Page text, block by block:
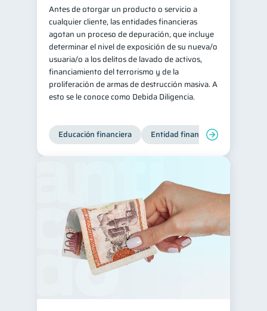
Antes de otorgar un producto o servicio a
cualquier cliente, las entidades financieras
agotan un proceso de depuración, que incluye
determinar el nivel de exposición de su nueva/o
usuaria/o a los delitos de lavado de activos,
financiamiento del terrorismo y de la
proliferación de armas de destrucción masiva. A
esto se le conoce como Debida Diligencia.
Educación financiera Entidad financiera